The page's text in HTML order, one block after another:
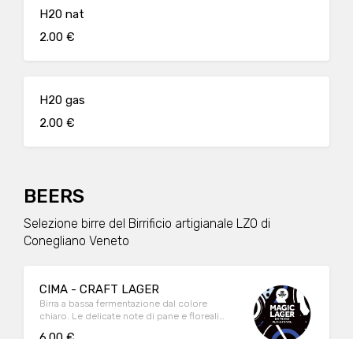
H20 nat
2.00 €
H20 gas
2.00 €
BEERS
Selezione birre del Birrificio artigianale LZO di
Conegliano Veneto
CIMA - CRAFT LAGER
Birra a bassa fermentazione dal colore
chiaro. Le delicate note di pane e floreali